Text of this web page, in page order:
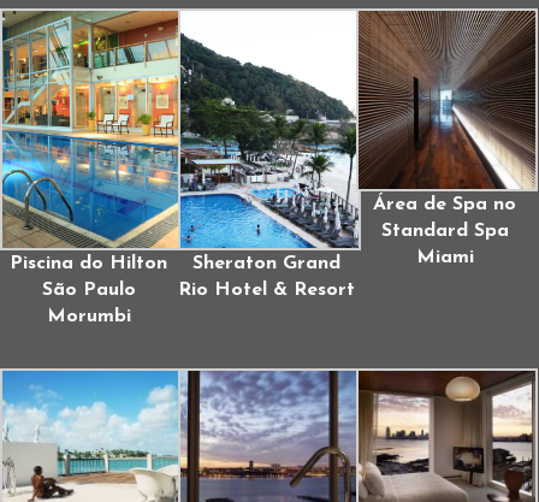
Piscina do Hilton
São Paulo
Morumbi
Sheraton Grand
Rio Hotel & Resort
Área de Spa no
Standard Spa
Miami